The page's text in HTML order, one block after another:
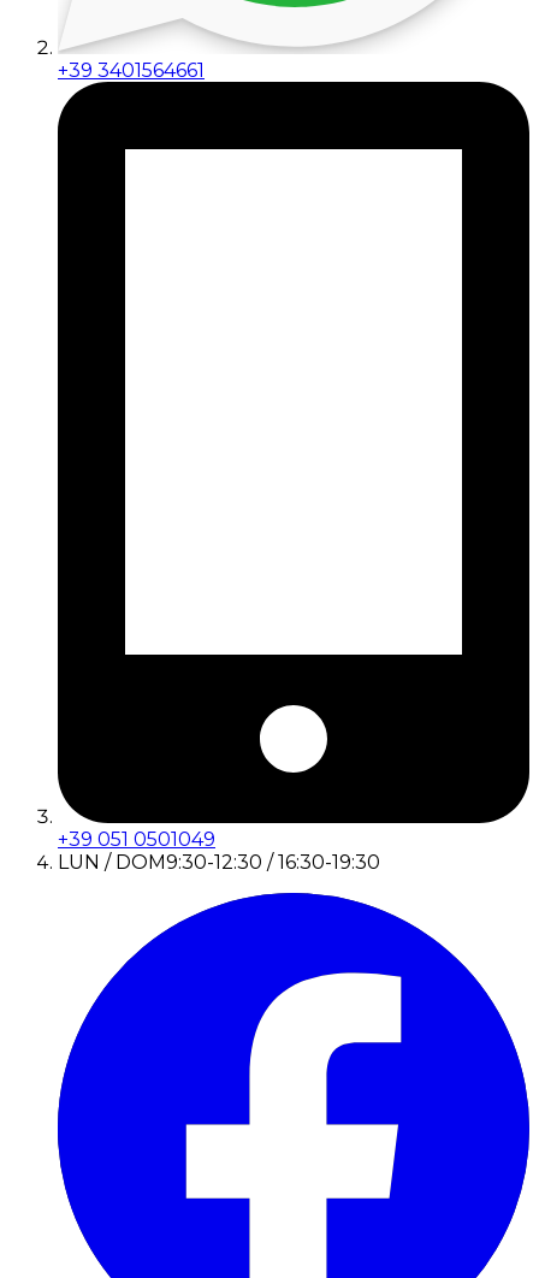
+39 3401564661
+39 051 0501049
LUN / DOM9:30-12:30 / 16:30-19:30